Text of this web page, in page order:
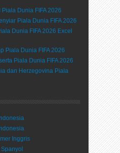
Dunia FIFA 2026
Piala Dunia FIFA 2026
Dunia FIFA 2026 Excel
Piala Dunia FIFA 2026
Piala Dunia FIFA 2026
dan Herzegovina Piala
Inggris